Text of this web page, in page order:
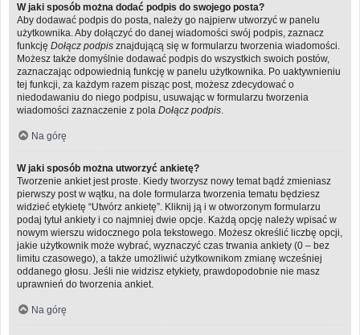
W jaki sposób można dodać podpis do swojego posta?
Aby dodawać podpis do posta, należy go najpierw utworzyć w panelu
użytkownika. Aby dołączyć do danej wiadomości swój podpis, zaznacz
funkcję Dołącz podpis znajdującą się w formularzu tworzenia wiadomości.
Możesz także domyślnie dodawać podpis do wszystkich swoich postów,
zaznaczając odpowiednią funkcję w panelu użytkownika. Po uaktywnieniu
tej funkcji, za każdym razem pisząc post, możesz zdecydować o
niedodawaniu do niego podpisu, usuwając w formularzu tworzenia
wiadomości zaznaczenie z pola Dołącz podpis
Na górę
W jaki sposób można utworzyć ankietę?
Tworzenie ankiet jest proste. Kiedy tworzysz nowy temat bądź zmieniasz
pierwszy post w wątku, na dole formularza tworzenia tematu będziesz
widzieć etykietę “Utwórz ankietę”. Kliknij ją i w otworzonym formularzu
podaj tytuł ankiety i co najmniej dwie opcje. Każdą opcję należy wpisać w
nowym wierszu widocznego pola tekstowego. Możesz określić liczbę opcji,
jakie użytkownik może wybrać, wyznaczyć czas trwania ankiety (0 – bez
limitu czasowego), a także umożliwić użytkownikom zmianę wcześniej
oddanego głosu. Jeśli nie widzisz etykiety, prawdopodobnie nie masz
uprawnień do tworzenia ankiet.
Na górę